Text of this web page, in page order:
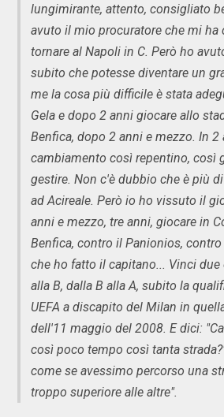
lungimirante, attento, consigliato
avuto il mio procuratore che mi ha
tornare al Napoli in C. Però ho
subito che potesse diventare un
me la cosa più difficile è stata
Gela e dopo 2 anni giocare allo
Benfica, dopo 2 anni e mezzo. In 2
cambiamento così repentino, così
gestire. Non c'è dubbio che è più
ad Acireale. Però io ho vissuto il
anni e mezzo, tre anni, giocare in
Benfica, contro il Panionios,
che ho fatto il capitano... Vinci
alla B, dalla B alla A, subito la
UEFA a discapito del Milan in
dell'11 maggio del 2008. E dici:
così poco tempo così tanta
come se avessimo percorso una
troppo superiore alle altre".